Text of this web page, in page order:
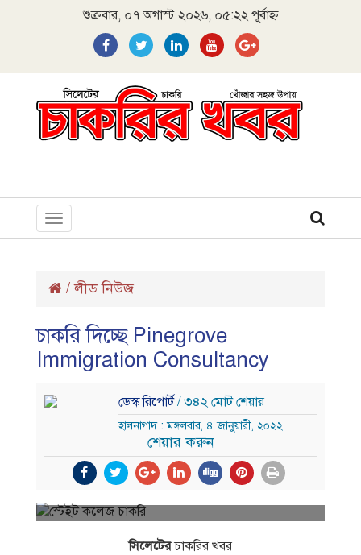
শুক্রবার, ০৭ অগাস্ট ২০২৬, ০৫:২২ পূর্বাহ্ন
Toggle
navigation
/লীড নিউজ
চাকরি দিচ্ছে Pinegrove
Immigration Consultancy
ডেস্ক রিপোর্ট/ ৩৪২ মোট শেয়ার
হালনাগাদ : মঙ্গলবার, ৪ জানুয়ারী, ২০২২
শেয়ার করুন
সিলেটেরচাকরির খবর